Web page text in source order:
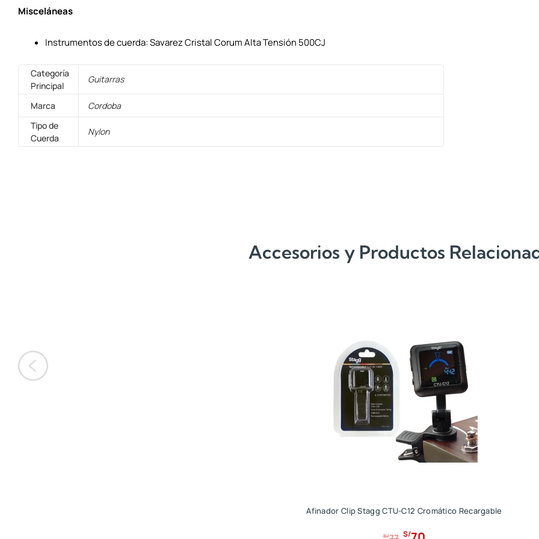
Misceláneas
Instrumentos de cuerda: Savarez Cristal Corum Alta Tensión 500CJ
Categoría
Principal
Guitarras
Marca
Cordoba
Tipo de
Cuerda
Nylon
Accesorios y Productos
Afinador Clip Stagg CTU-C12 Cromático Recargable
S/ E
S/